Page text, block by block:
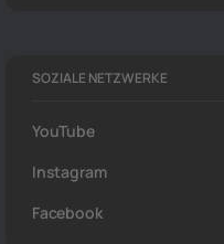
SOZIALE NETZWERKE
YouTube
Instagram
Facebook